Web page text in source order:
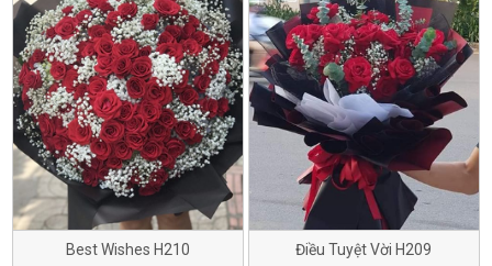
Best Wishes H210
Điều Tuyệt Vời H209